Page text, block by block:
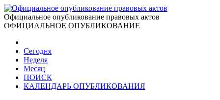
Официальное опубликование правовых актов
ОФИЦИАЛЬНОЕ ОПУБЛИКОВАНИЕ
Сегодня
Неделя
Месяц
ПОИСК
КАЛЕНДАРЬ ОПУБЛИКОВАНИЯ